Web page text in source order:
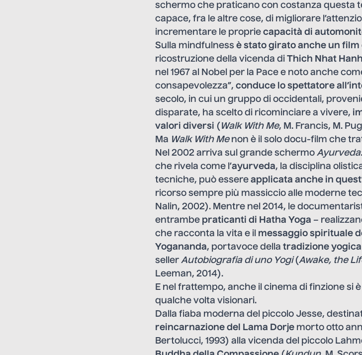
schermo che praticano con costanza questa
capace, fra le altre cose, di migliorare
incrementare le proprie capacità di
Sulla mindfulness è stato girato anche un
ricostruzione della vicenda di Thich Nhat Hanh
nel 1967 al Nobel per la Pace e noto anche
consapevolezza”, conduce lo spettatore
secolo, in cui un gruppo di occidentali,
disparate, ha scelto di ricominciare a vivere,
valori diversi ( Walk With Me, M. Francis, M.
Ma Walk With Menon è il solo docu-film che
Nel 2002 arriva sul grande schermo
che rivela come l’ayurveda, la disciplina
tecniche, può essere applicata anche in
ricorso sempre più massiccio alle moderne
Nalin, 2002). Mentre nel 2014, le
entrambe praticanti di Hatha Yoga –
che racconta la vita e il messaggio spirituale
Yogananda, portavoce della tradizione
seller Autobiografia di uno Yogi(Awake, the
Leeman, 2014).
E nel frattempo, anche il cinema di finzione si
qualche volta visionari.
Dalla fiaba moderna del piccolo Jesse,
reincarnazione del Lama Dorje morto otto
Bertolucci, 1993) alla vicenda del piccolo